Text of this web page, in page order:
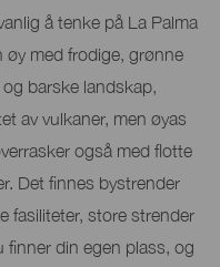
å tenke på La Palma
øy med frodige, grønne
barske landskap,
av vulkaner, men øyas
også med flotte
Det finnes bystrender
fasiliteter, store strender
finner din egen plass, og